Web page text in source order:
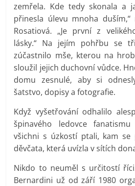
zemřela. Kde tedy skonala a
přinesla úlevu mnoha
Rosatiová. „Je první z
lásky.“ Na jejím pohřbu se
zúčastnilo mše, kterou na
sloužil jejich duchovní vůdce.
domu zesnulé, aby si
šatstvo, dopisy a fotografie.
Když vyšetřování odhalilo
špinavého ledovce
všichni s úzkostí ptali, kam se
děvčata, která uvízla v sítích
Nikdo to neuměl s určitostí
Bernardini už od září 1980